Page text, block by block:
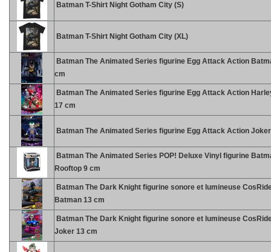
Batman T-Shirt Night Gotham City (S)
Batman T-Shirt Night Gotham City (XL)
Batman The Animated Series figurine Egg Attack Action
cm
Batman The Animated Series figurine Egg Attack Action
17 cm
Batman The Animated Series figurine Egg Attack Action
Batman The Animated Series POP! Deluxe Vinyl figurine
Rooftop 9 cm
Batman The Dark Knight figurine sonore et lumineuse
Batman 13 cm
Batman The Dark Knight figurine sonore et lumineuse
Joker 13 cm